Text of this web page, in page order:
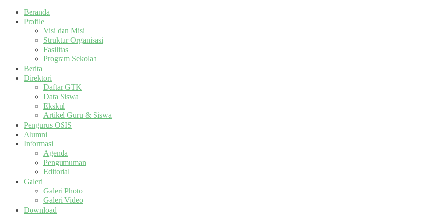
Beranda
Profile
Visi dan Misi
Struktur Organisasi
Fasilitas
Program Sekolah
Berita
Direktori
Daftar GTK
Data Siswa
Ekskul
Artikel Guru & Siswa
Pengurus OSIS
Alumni
Informasi
Agenda
Pengumuman
Editorial
Galeri
Galeri Photo
Galeri Video
Download